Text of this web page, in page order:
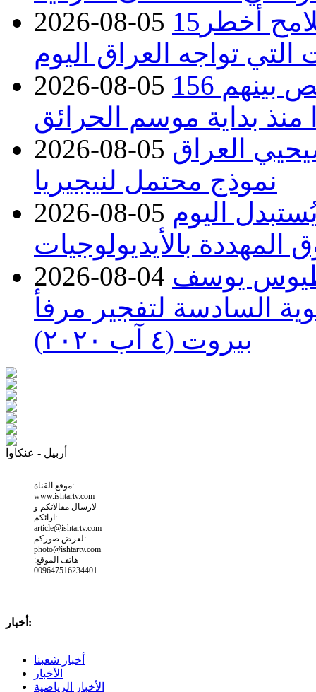
2026-08-05 15كارثة بيئية ومناخية ترسم ملامح أخطر
التي تواجه العراق اليوم
2026-08-05 حرائق فرنسا.. توقيف 402 شخص بينهم 156
منذ بداية موسم الحرائق
2026-08-05 العراق
نموذج محتمل لنيجيريا
2026-08-05 اليوم
المهددة بالأيديولوجيات
2026-08-04 يوسف
السادسة لتفجير مرفأ
بيروت (٤ آب ٢٠٢٠)
أربيل - عنكاوا
موقع القناة:
www.ishtartv.com
لارسال مقالاتكم و
ارائكم:
article@ishtartv.com
لعرض صوركم:
photo@ishtartv.com
هاتف الموقع:
009647516234401
أخبار:
أخبار شعبنا
الأخبار
الأخبار الرياضية